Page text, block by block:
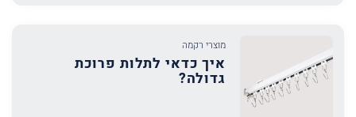
מוצרי רקמה
איך כדאי לתלות פרוכת
גדולה?